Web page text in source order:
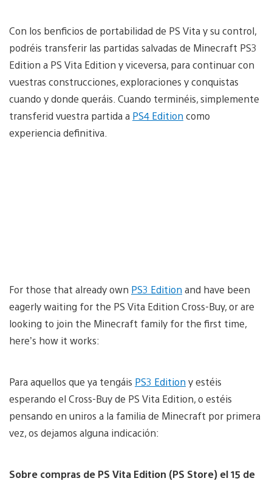
Con los benficios de portabilidad de PS Vita y su control,
podréis transferir las partidas salvadas de Minecraft PS3
Edition a PS Vita Edition y viceversa, para continuar con
vuestras construcciones, exploraciones y conquistas
cuando y donde queráis. Cuando terminéis, simplemente
transferid vuestra partida a PS4 Edition como
experiencia definitiva.
For those that already own PS3 Edition and have been
eagerly waiting for the PS Vita Edition Cross-Buy, or are
looking to join the Minecraft family for the first time,
here’s how it works:
Para aquellos que ya tengáis PS3 Edition y estéis
esperando el Cross-Buy de PS Vita Edition, o estéis
pensando en uniros a la familia de Minecraft por primera
vez, os dejamos alguna indicación:
Sobre compras de PS Vita Edition (PS Store) el 15 de